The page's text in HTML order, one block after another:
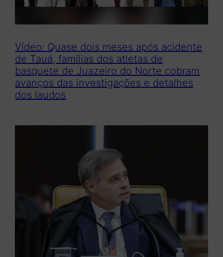
Vídeo: Quase dois meses após acidente
de Tauá, famílias dos atletas de
basquete de Juazeiro do Norte cobram
avanços das investigações e detalhes
dos laudos